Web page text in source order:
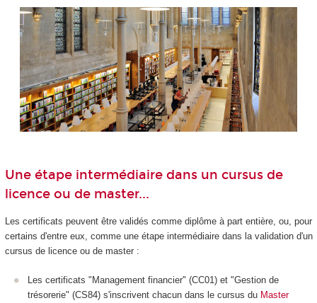
Une étape intermédiaire dans un cursus de
licence ou de master...
Les certificats peuvent être validés comme diplôme à part entière, ou, pour
certains d'entre eux, comme une étape intermédiaire dans la validation d'un
cursus de licence ou de master :
Les certificats "Management financier" (CC01) et "Gestion de
trésorerie" (CS84) s'inscrivent chacun dans le cursus du Master